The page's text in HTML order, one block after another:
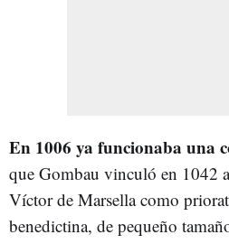
En 1006 ya funcionaba una
que Gombau vinculó en 1042
Víctor de Marsella como
benedictina, de pequeño